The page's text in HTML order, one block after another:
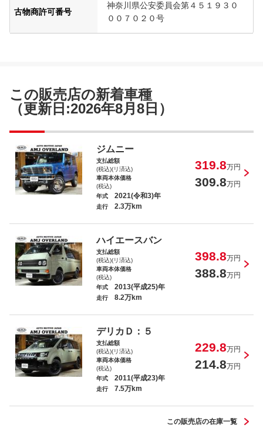
古物商許可番号
神奈川県公安委員会第４５１９３０
００７０２０号
この販売店の新着車種
（更新日:2026年8月8日）
ジムニー
支払総額
(税込)(リ済込)
319.8万円
車両本体価格
(税込)
309.8万円
年式 2021(令和3)年
走行 2.3万km
ハイエースバン
支払総額
(税込)(リ済込)
398.8万円
車両本体価格
(税込)
388.8万円
年式 2013(平成25)年
走行 8.2万km
デリカＤ：５
支払総額
(税込)(リ済込)
229.8万円
車両本体価格
(税込)
214.8万円
年式 2011(平成23)年
走行 7.5万km
この販売店の在庫一覧